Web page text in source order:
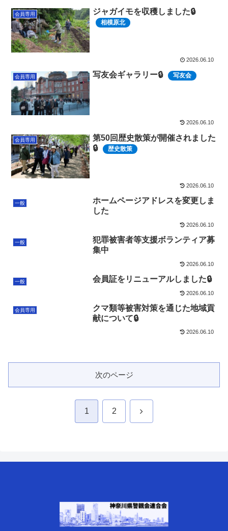
会員専用 ジャガイモを収穫しました🔒
相模原北
2026.06.10
会員専用 写友会ギャラリー🔒 写友会
2026.06.10
会員専用
第50回歴史散策が開催されました
🔒
歴史散策
2026.06.10
一般
ホームページアドレスを変更しま
した
2026.06.10
一般
犯罪被害者等支援ボランティア募
集中
2026.06.10
一般 会員証をリニューアルしました🔒
2026.06.10
会員専用
クマ類等被害対策を通じた地域貢
献について🔒
2026.06.10
次のページ
1 2 次